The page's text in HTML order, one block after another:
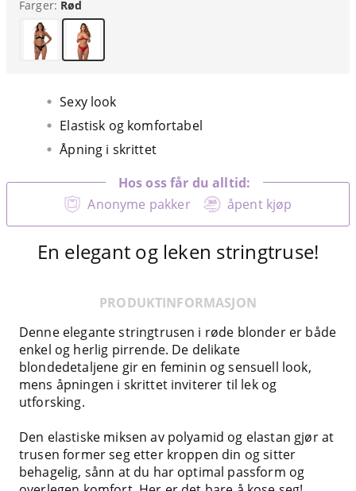
Farger: Rød
Sexy look
Elastisk og komfortabel
Åpning i skrittet
Anonyme pakker åpent kjøp
Hos oss får du alltid:
En elegant og leken stringtruse!
PRODUKTINFORMASJON
Denne elegante stringtrusen i røde blonder er både
enkel og herlig pirrende. De delikate
blondedetaljene gir en feminin og sensuell look,
mens åpningen i skrittet inviterer til lek og
utforsking.
Den elastiske miksen av polyamid og elastan gjør at
trusen former seg etter kroppen din og sitter
behagelig, sånn at du har optimal passform og